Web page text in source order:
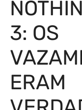
3: OS
ERAM